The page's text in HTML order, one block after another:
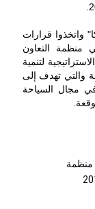
قرارات
التعاون
لتنمية
تهدف إلى
مجال السياحة